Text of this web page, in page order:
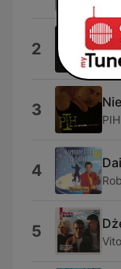
2
3 PIH
4
5